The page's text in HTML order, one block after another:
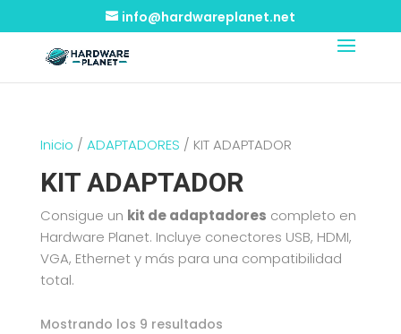
info@hardwareplanet.net
Inicio / ADAPTADORES / KIT ADAPTADOR
KIT ADAPTADOR
Consigue un kit de adaptadores completo en
Hardware Planet. Incluye conectores USB, HDMI,
VGA, Ethernet y más para una compatibilidad
total.
Mostrando los 9 resultados